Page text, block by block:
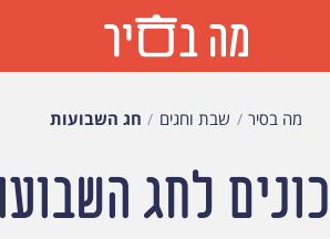
מה בסיר שבת וחגים חג השבועות
לחג